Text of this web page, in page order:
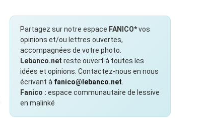
Partagez sur notre espace FANICO*vos
opinions et/ou lettres ouvertes,
accompagnées de votre photo.
Lebanco.net reste ouvert à toutes les
idées et opinions. Contactez-nous en nous
écrivant à fanico@lebanco.net
Fanico : espace communautaire de lessive
en malinké